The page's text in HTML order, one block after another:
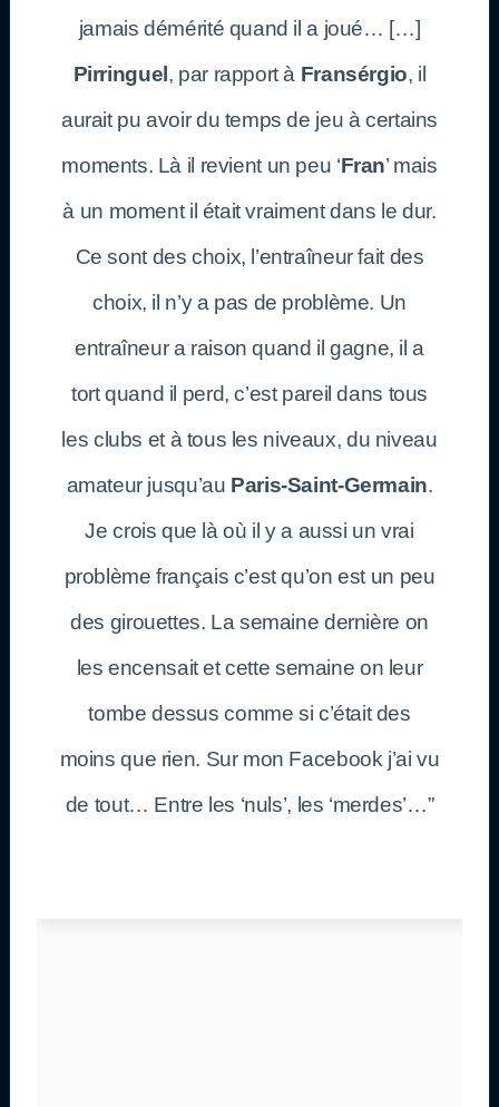
jamais démérité quand il a joué… […]
Pirringuel, par rapport à Fransérgio, il
aurait pu avoir du temps de jeu à certains
moments. Là il revient un peu ‘Fran’ mais
à un moment il était vraiment dans le dur.
Ce sont des choix, l’entraîneur fait des
choix, il n’y a pas de problème. Un
entraîneur a raison quand il gagne, il a
tort quand il perd, c’est pareil dans tous
les clubs et à tous les niveaux, du niveau
amateur jusqu’au Paris-Saint-Germain.
Je crois que là où il y a aussi un vrai
problème français c’est qu’on est un peu
des girouettes. La semaine dernière on
les encensait et cette semaine on leur
tombe dessus comme si c’était des
moins que rien. Sur mon Facebook j’ai vu
de tout… Entre les ‘nuls’, les ‘merdes’…”